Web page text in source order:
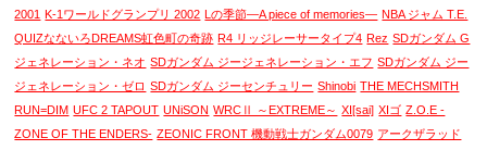
2001 K-1ワールドグランプリ 2002 Lの季節―A piece of memories― NBA ジャム T.E.
QUIZなないろDREAMS虹色町の奇跡 R4 リッジレーサータイプ4 Rez SDガンダム G
ジェネレーション・ネオ SDガンダム ジージェネレーション・エフ SDガンダム ジー
ジェネレーション・ゼロ SDガンダム ジーセンチュリー Shinobi THE MECHSMITH
RUN=DIM UFC 2 TAPOUT UNiSON WRCⅡ ～EXTREME～ XI[sai] XIゴ Z.O.E -
ZONE OF THE ENDERS- ZEONIC FRONT 機動戦士ガンダム0079 アークザラッド